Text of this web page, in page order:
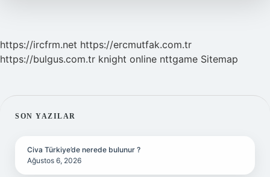
https://ircfrm.net https://ercmutfak.com.tr
https://bulgus.com.tr knight online nttgame Sitemap
SIDEBAR
SON YAZILAR
Civa Türkiye’de nerede bulunur ?
Ağustos 6, 2026